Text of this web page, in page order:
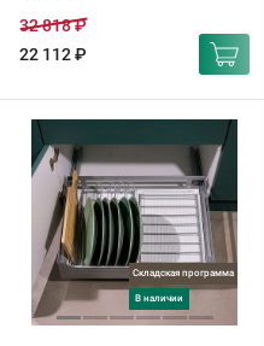
22 112 ₽
32 818 ₽
Складская программа
в наличии